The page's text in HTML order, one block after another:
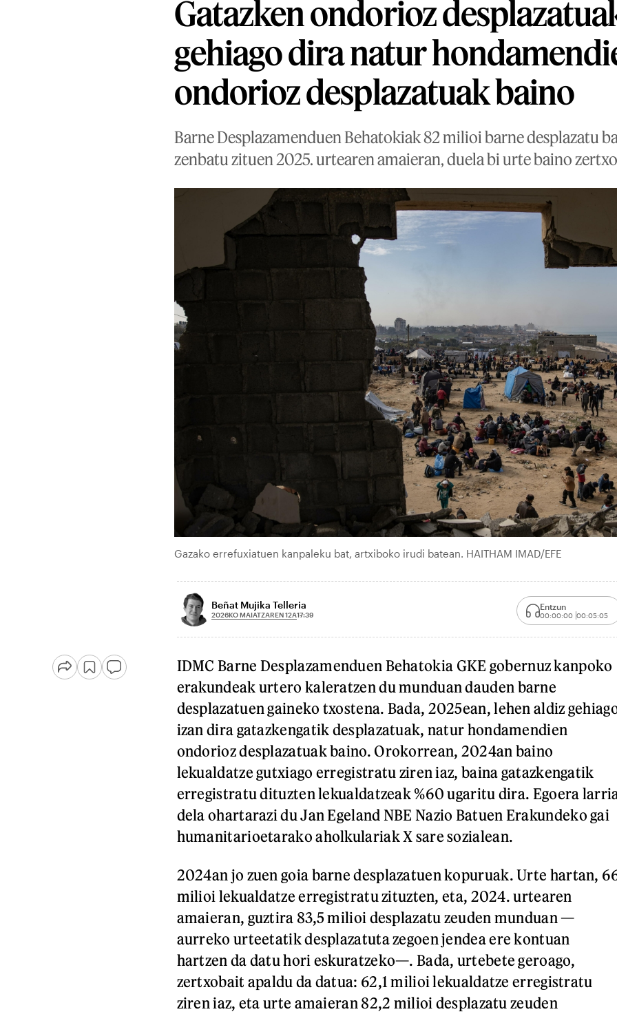
Gatazken ondorioz
gehiago dira natur
ondorioz desplazatuak baino
Barne Desplazamenduen Behatokiak 82 milioi barne desplazatu
zenbatu zituen 2025. urtearen amaieran, duela bi urte baino
Gazako errefuxiatuen kanpaleku bat, artxiboko irudi batean. HAITHAM IMAD/EFE
Beñat Mujika Telleria
2026KO MAIATZAREN 12A17:39
Entzun
00:00:00 00:05:05
IDMC Barne Desplazamenduen Behatokia GKE gobernuz kanpoko
erakundeak urtero kaleratzen du munduan dauden barne
desplazatuen gaineko txostena. Bada, 2025ean, lehen aldiz
izan dira gatazkengatik desplazatuak, natur hondamendien
ondorioz desplazatuak baino. Orokorrean, 2024an baino
lekualdatze gutxiago erregistratu ziren iaz, baina gatazkengatik
erregistratu dituzten lekualdatzeak %60 ugaritu dira. Egoera
dela ohartarazi du Jan Egeland NBE Nazio Batuen Erakundeko gai
humanitarioetarako aholkulariak X sare sozialean.
2024an jo zuen goia barne desplazatuen kopuruak. Urte hartan,
milioi lekualdatze erregistratu zituzten, eta, 2024. urtearen
amaieran, guztira 83,5 milioi desplazatu zeuden munduan —
aurreko urteetatik desplazatuta zegoen jendea ere kontuan
hartzen da datu hori eskuratzeko—. Bada, urtebete geroago,
zertxobait apaldu da datua: 62,1 milioi lekualdatze erregistratu
ziren iaz, eta urte amaieran 82,2 milioi desplazatu zeuden